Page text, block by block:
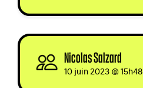
Nicolas Salzard
10 juin 2023 @ 15h48